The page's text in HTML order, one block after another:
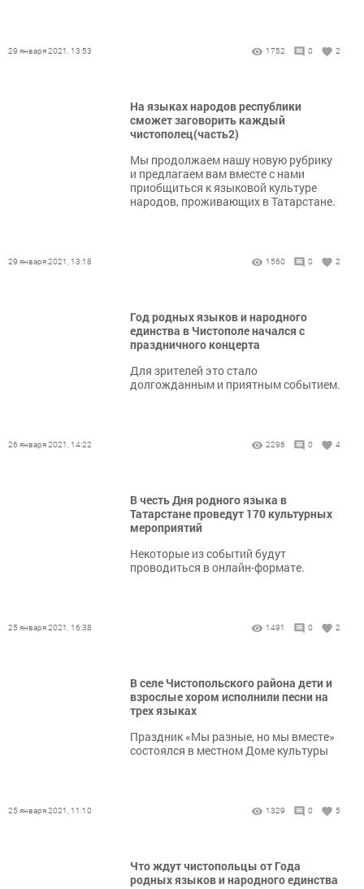
29 января 2021, 13:53 1752 0 2
На языках народов республики
сможет заговорить каждый
чистополец(часть2)
Мы продолжаем нашу новую рубрику
и предлагаем вам вместе с нами
приобщиться к языковой культуре
народов, проживающих в Татарстане.
29 января 2021, 13:18 1560 0 2
Год родных языков и народного
единства в Чистополе начался с
праздничного концерта
Для зрителей это стало
долгожданным и приятным событием.
26 января 2021, 14:22 2296 0 4
В честь Дня родного языка в
Татарстане проведут 170 культурных
мероприятий
Некоторые из событий будут
проводиться в онлайн-формате.
25 января 2021, 16:38 1491 0 2
В селе Чистопольского района дети и
взрослые хором исполнили песни на
трех языках
Праздник «Мы разные, но мы вместе»
состоялся в местном Доме культуры
25 января 2021, 11:10 1329 0 5
Что ждут чистопольцы от Года
родных языков и народного единства